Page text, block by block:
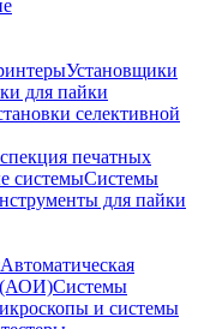
Установщики
для пайки
селективной
печатных
системыСистемы
для пайки
Автоматическая
(АОИ)Системы
и системы